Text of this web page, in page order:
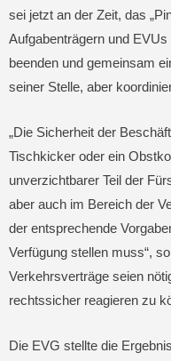
sei jetzt an der Zeit, das
Aufgabenträgern und
beenden und gemeinsam
seiner Stelle, aber
„Die Sicherheit der
Tischkicker oder ein
unverzichtbarer Teil der
aber auch im Bereich der
der entsprechende
Verfügung stellen muss“,
Verkehrsverträge seien
rechtssicher reagieren zu
Die EVG stellte die